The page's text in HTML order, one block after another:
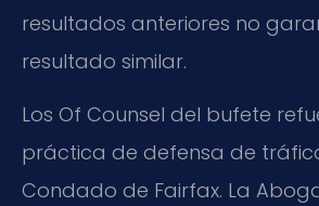
resultados anteriores no
resultado similar.
Los Of Counsel del bufete
práctica de defensa de
Condado de Fairfax. La